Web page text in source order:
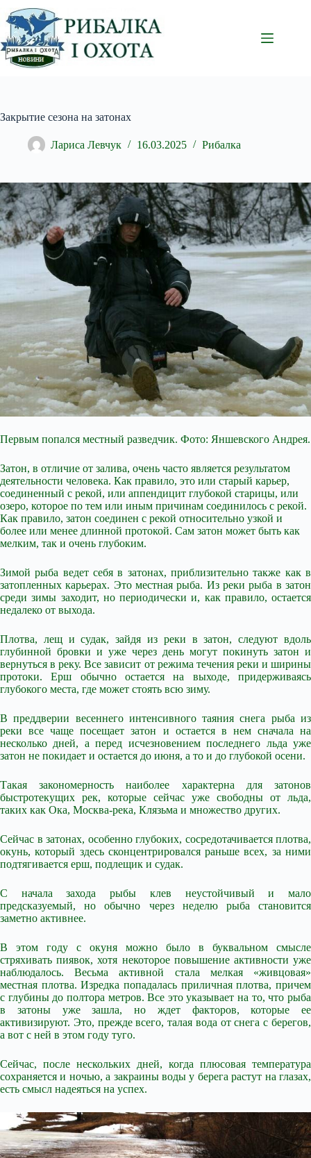
Перейти
до
вмісту
Закрытие сезона на затонах
Лариса Левчук 16.03.2025 Рибалка
Первым попался местный разведчик. Фото: Яншевского Андрея.
Затон, в отличие от залива, очень часто является результатом
деятельности человека. Как правило, это или старый карьер,
соединенный с рекой, или аппендицит глубокой старицы, или
озеро, которое по тем или иным причинам соединилось с рекой.
Как правило, затон соединен с рекой относительно узкой и
более или менее длинной протокой. Сам затон может быть как
мелким, так и очень глубоким.
Зимой рыба ведет себя в затонах, приблизительно также как в
затопленных карьерах. Это местная рыба. Из реки рыба в затон
среди зимы заходит, но периодически и, как правило, остается
недалеко от выхода.
Плотва, лещ и судак, зайдя из реки в затон, следуют вдоль
глубинной бровки и уже через день могут покинуть затон и
вернуться в реку. Все зависит от режима течения реки и ширины
протоки. Ерш обычно остается на выходе, придерживаясь
глубокого места, где может стоять всю зиму.
В преддверии весеннего интенсивного таяния снега рыба из
реки все чаще посещает затон и остается в нем сначала на
несколько дней, а перед исчезновением последнего льда уже
затон не покидает и остается до июня, а то и до глубокой осени.
Такая закономерность наиболее характерна для затонов
быстротекущих рек, которые сейчас уже свободны от льда,
таких как Ока, Москва-река, Клязьма и множество других.
Сейчас в затонах, особенно глубоких, сосредотачивается плотва,
окунь, который здесь сконцентрировался раньше всех, за ними
подтягивается ерш, подлещик и судак.
С начала захода рыбы клев неустойчивый и мало
предсказуемый, но обычно через неделю рыба становится
заметно активнее.
В этом году с окуня можно было в буквальном смысле
стряхивать пиявок, хотя некоторое повышение активности уже
наблюдалось. Весьма активной стала мелкая «живцовая»
местная плотва. Изредка попадалась приличная плотва, причем
с глубины до полтора метров. Все это указывает на то, что рыба
в затоны уже зашла, но ждет факторов, которые ее
активизируют. Это, прежде всего, талая вода от снега с берегов,
а вот с ней в этом году туго.
Сейчас, после нескольких дней, когда плюсовая температура
сохраняется и ночью, а закраины воды у берега растут на глазах,
есть смысл надеяться на успех.